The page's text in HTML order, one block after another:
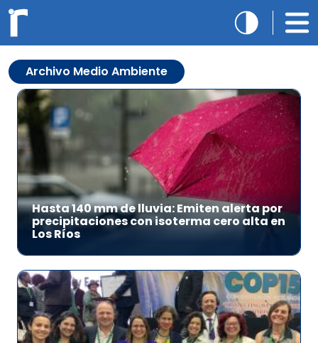
Archivo Medio Ambiente
Hasta 140 mm de lluvia: Emiten alerta por
precipitaciones con isoterma cero alta en
Los Ríos